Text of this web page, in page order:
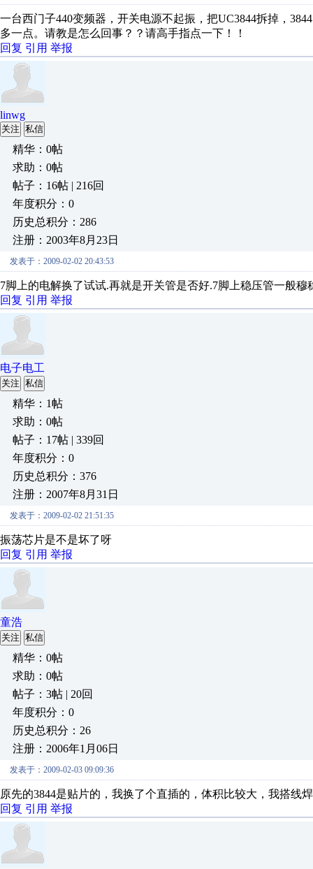
一台西门子440变频器，开关电源不起振，把UC3844拆掉，
多一点。请教是怎么回事？？请高手指点一下！！
回复 引用 举报
linwg
关注 私信
精华：0帖
求助：0帖
帖子：16帖 | 216回
年度积分：0
历史总积分：286
注册：2003年8月23日
发表于：2009-02-02 20:43:53
7脚上的电解换了试试.再就是开关管是否好.7脚上稳压管一般
回复 引用 举报
电子电工
关注 私信
精华：1帖
求助：0帖
帖子：17帖 | 339回
年度积分：0
历史总积分：376
注册：2007年8月31日
发表于：2009-02-02 21:51:35
振荡芯片是不是坏了呀
回复 引用 举报
童浩
关注 私信
精华：0帖
求助：0帖
帖子：3帖 | 20回
年度积分：0
历史总积分：26
注册：2006年1月06日
发表于：2009-02-03 09:09:36
原先的3844是贴片的，我换了个直插的，体积比较大，我搭线
回复 引用 举报